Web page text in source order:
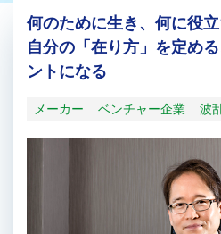
何のために生き、何に役
自分の「在り方」を定め
ントになる
メーカー ベンチャー企業 波